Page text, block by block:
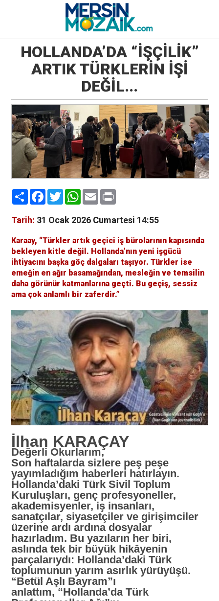
HOLLANDA’DA “İŞÇİLİK”
ARTIK TÜRKLERİN İŞİ
DEĞİL...
PaylaşFacebook
TwitterWhatsApp
EmailPrint
Tarih: 31 Ocak 2026 Cumartesi 14:55
Karaay, “Türkler artık geçici iş bürolarının kapısında
bekleyen kitle değil. Hollanda’nın yeni işgücü
ihtiyacını başka göç dalgaları taşıyor. Türkler ise
emeğin en ağır basamağından, mesleğin ve temsilin
daha görünür katmanlarına geçti. Bu geçiş, sessiz
ama çok anlamlı bir zaferdir.”
İlhan KARAÇAY
Değerli Okurlarım,
Son haftalarda sizlere peş peşe
yayımladığım haberleri hatırlayın.
Hollanda’daki Türk Sivil Toplum
Kuruluşları, genç profesyoneller,
akademisyenler, iş insanları,
sanatçılar, siyasetçiler ve girişimciler
üzerine ardı ardına dosyalar
hazırladım. Bu yazıların her biri,
aslında tek bir büyük hikâyenin
parçalarıydı: Hollanda’daki Türk
toplumunun yarım asırlık yürüyüşü.
“Betül Aşlı Bayram”ı
anlattım, “Hollanda’da Türk